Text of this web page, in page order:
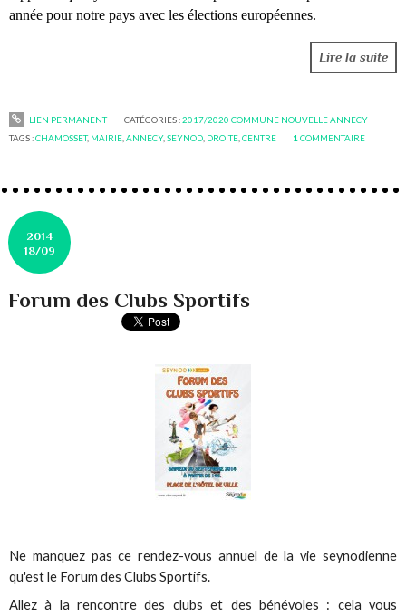
année pour notre pays avec les élections européennes.
Lire la suite
LIEN PERMANENT CATÉGORIES :2017/2020 COMMUNE NOUVELLE ANNECY
TAGS :CHAMOSSET, MAIRIE ,ANNECY,SEYNOD DROITE ,CENTRE 1 COMMENTAIRE
2014
18/09
Forum des Clubs Sportifs
Ne manquez pas ce rendez-vous annuel de la vie seynodienne
qu'est le Forum des Clubs Sportifs.
Allez à la rencontre des clubs et des bénévoles : cela vous